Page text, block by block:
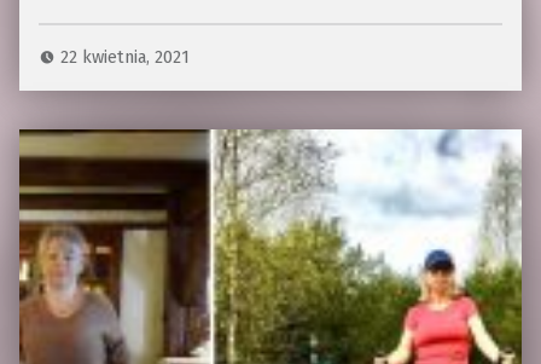
22 kwietnia, 2021